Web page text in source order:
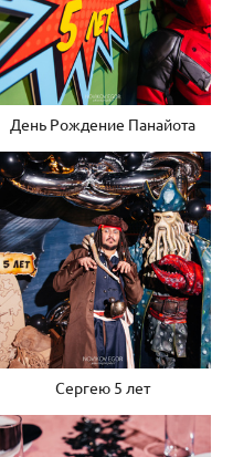
День Рождение Панайота
Сергею 5 лет